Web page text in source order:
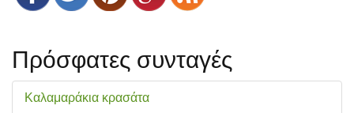
Πρόσφατες συνταγές
Καλαμαράκια κρασάτα